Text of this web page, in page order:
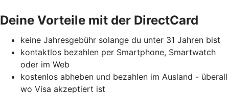
Deine Vorteile mit der DirectCard
keine Jahresgebühr solange du unter 31 Jahren bist
kontaktlos bezahlen per Smartphone, Smartwatch
oder im Web
kostenlos abheben und bezahlen im Ausland - überall
wo Visa akzeptiert ist